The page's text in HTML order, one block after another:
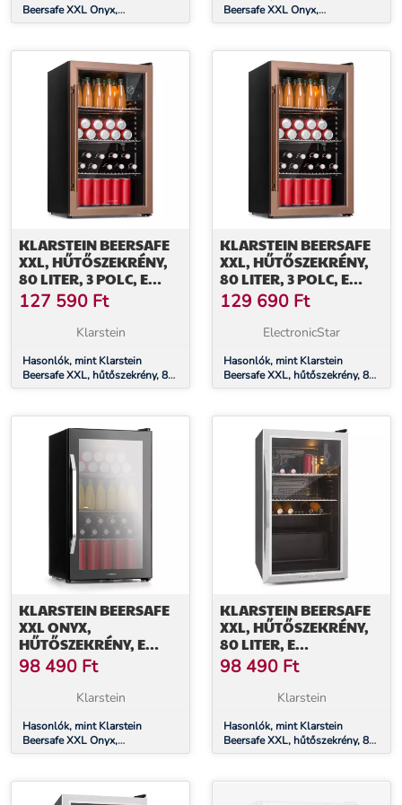
Beersafe XXL Onyx,
hűtőszekrény, E
LED, 3 fém rács, panoráma
üvegajtó
Beersafe XXL Onyx,
hűtőszekrény, E
LED, 3 fém rács, panoráma
üvegajtó
KLARSTEIN BEERSAFE
XXL, HŰTŐSZEKRÉNY,
80 LITER, 3 POLC, E
ENERGIAHATÉKONYSÁGI
OSZTÁLY, PANORÁMA
ÜVEGAJTÓ
127 590 Ft
Klarstein
Hasonlók, mint Klarstein
Beersafe XXL, hűtőszekrény, 80
liter, 3 polc, E
panoráma üvegajtó
KLARSTEIN BEERSAFE
XXL, HŰTŐSZEKRÉNY,
80 LITER, 3 POLC, E
ENERGIAHATÉKONYSÁGI
OSZTÁLY, PANORÁMA
ÜVEGAJTÓ
129 690 Ft
ElectronicStar
Hasonlók, mint Klarstein
Beersafe XXL, hűtőszekrény, 80
liter, 3 polc, E
panoráma üvegajtó
KLARSTEIN BEERSAFE
XXL ONYX,
HŰTŐSZEKRÉNY, E
ENERGIAHATÉKONYSÁGI
OSZTÁLY, 3 FÉM RÁCS,
PANORÁMA ÜVEGAJTÓ
98 490 Ft
Klarstein
Hasonlók, mint Klarstein
Beersafe XXL Onyx,
hűtőszekrény, E
fém rács, panoráma üvegajtó
KLARSTEIN BEERSAFE
XXL, HŰTŐSZEKRÉNY,
80 LITER, E
ENERGIAHATÉKONYSÁGI
OSZTÁLY, PANORÁMA
ÜVEGAJTÓ
98 490 Ft
Klarstein
Hasonlók, mint Klarstein
Beersafe XXL, hűtőszekrény, 80
liter, E energiahatékonysági